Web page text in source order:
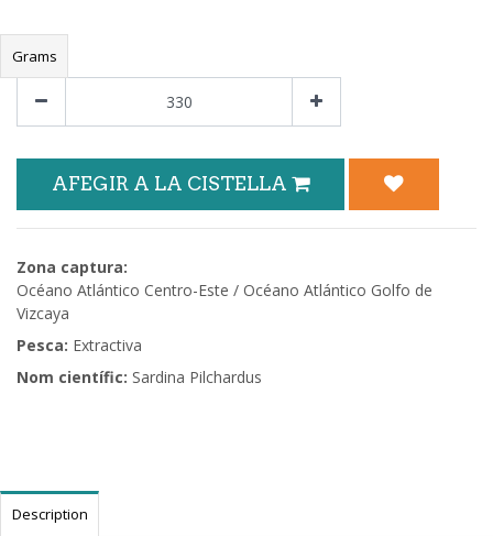
Grams
AFEGIR A LA CISTELLA
Zona captura:
Océano Atlántico Centro-Este / Océano Atlántico Golfo de
Vizcaya
Pesca: Extractiva
Nom científic: Sardina Pilchardus
Description